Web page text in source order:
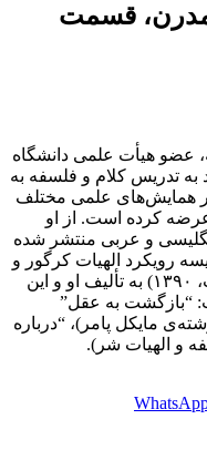
مدرن، قسمت
عضو هیأت علمی دانشگاه
به تدریس کلام و فلسفه به
همایش‌های علمی مختلف
کرده است. از او
و عربی منتشر شده
رویکرد الهیات کرگور و
اشاعره متقدم” (دانشگاه ادیان و مذاهب، ۱۳۹۰) به تألیف او و این
“بازگشت به عقل”
مایکل پامر)، “درباره
و الهیات شر).